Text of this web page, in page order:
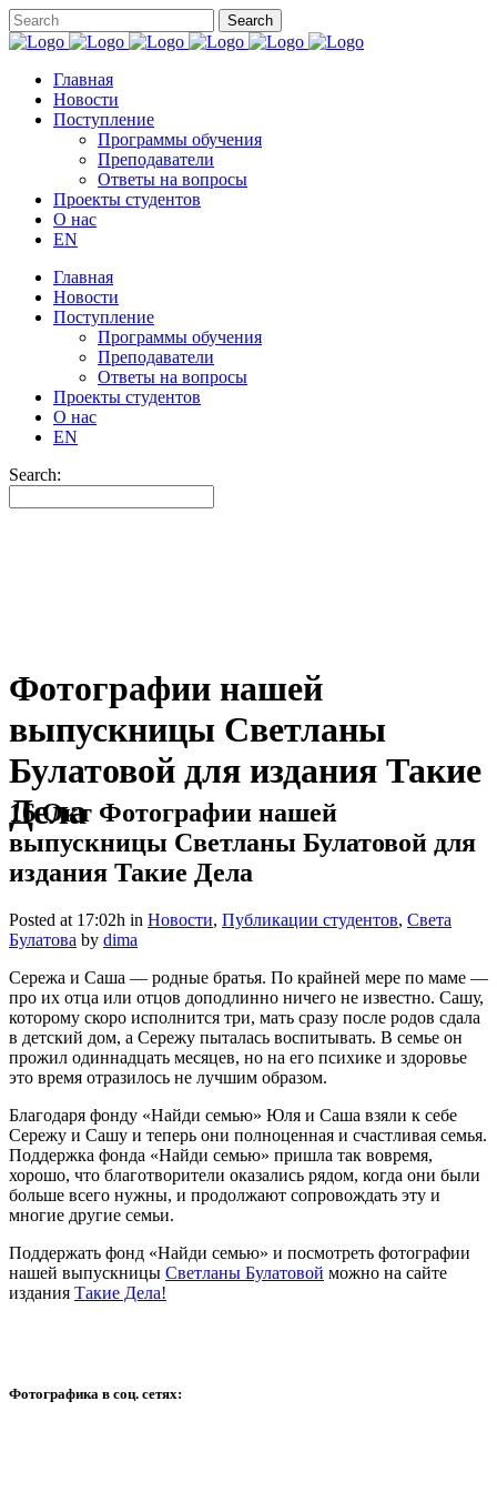
Главная
Новости
Поступление
Программы обучения
Преподаватели
Ответы на вопросы
Проекты студентов
О нас
EN
Главная
Новости
Поступление
Программы обучения
Преподаватели
Ответы на вопросы
Проекты студентов
О нас
EN
Search:
Фотографии нашей
выпускницы Светланы
Булатовой для издания Такие
Дела
16 Окт Фотографии нашей
выпускницы Светланы Булатовой для
издания Такие Дела
Posted at 17:02h in Новости, Публикации студентов, Света
Булатова by dima
Сережа и Саша — родные братья. По крайней мере по маме —
про их отца или отцов доподлинно ничего не известно. Сашу,
которому скоро исполнится три, мать сразу после родов сдала
в детский дом, а Сережу пыталась воспитывать. В семье он
прожил одиннадцать месяцев, но на его психике и здоровье
это время отразилось не лучшим образом.
Благодаря фонду «Найди семью» Юля и Саша взяли к себе
Сережу и Сашу и теперь они полноценная и счастливая семья.
Поддержка фонда «Найди семью» пришла так вовремя,
хорошо, что благотворители оказались рядом, когда они были
больше всего нужны, и продолжают сопровождать эту и
многие другие семьи.
Поддержать фонд «Найди семью» и посмотреть фотографии
нашей выпускницы Светланы Булатовой можно на сайте
издания Такие Дела!
Фотографика в соц. сетях: